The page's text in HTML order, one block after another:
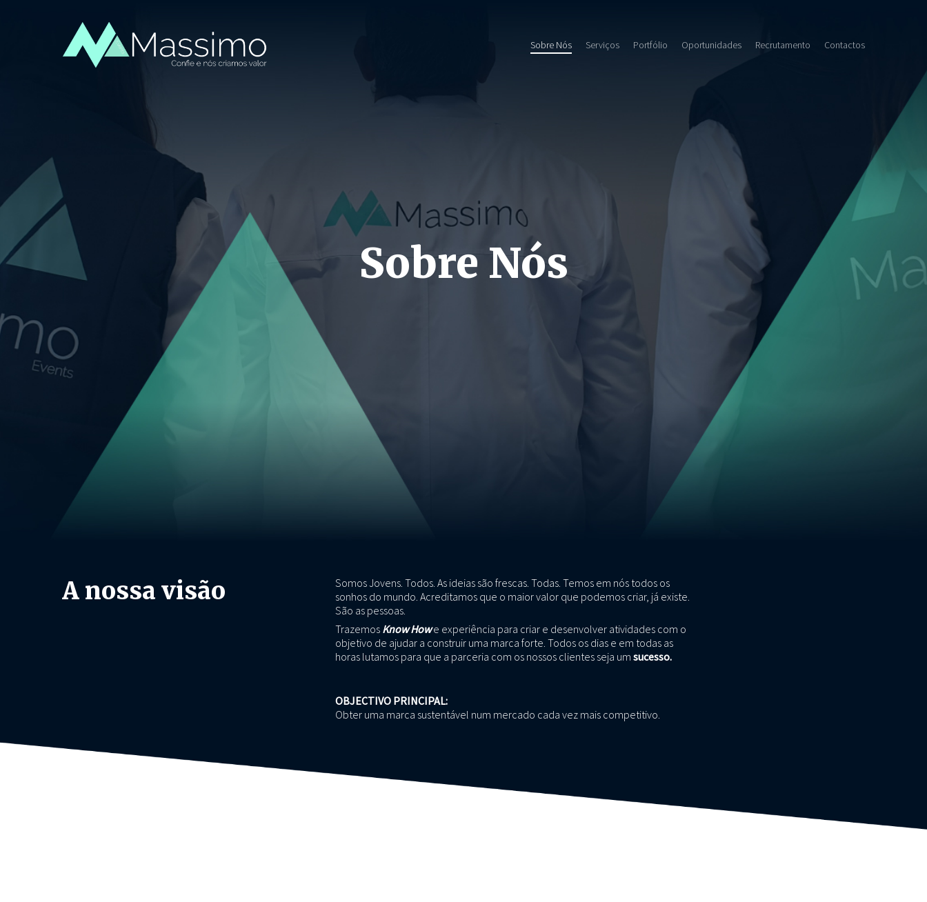
Sobre Nós Serviços Portfólio Oportunidades Recrutamento Contactos
Sobre Nós
A nossa visão
Somos Jovens. Todos. As ideias são frescas. Todas. Temos em nós todos os
sonhos do mundo. Acreditamos que o maior valor que podemos criar, já existe.
São as pessoas.
Trazemos Know Howe experiência para criar e desenvolver atividades com o
objetivo de ajudar a construir uma marca forte. Todos os dias e em todas as
horas lutamos para que a parceria com os nossos clientes seja umsucesso.
OBJECTIVO PRINCIPAL:
Obter uma marca sustentável num mercado cada vez mais competitivo.